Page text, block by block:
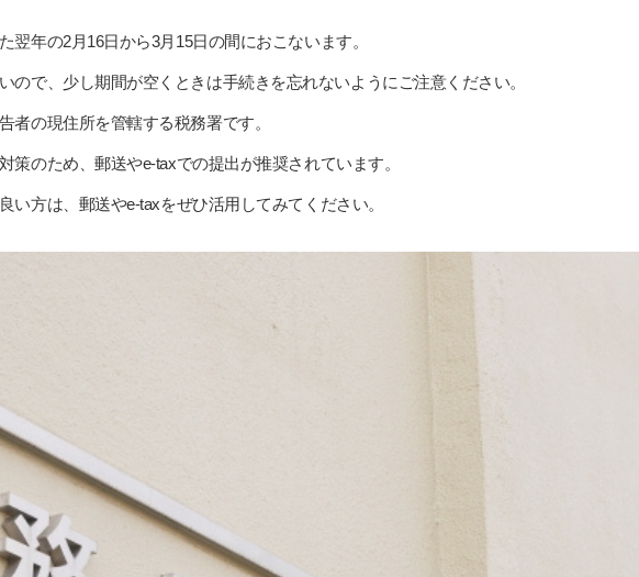
年の2月16日から3月15日の間におこないます。
ので、少し期間が空くときは手続きを忘れないようにご注意ください。
者の現住所を管轄する税務署です。
策のため、郵送やe-taxでの提出が推奨されています。
い方は、郵送やe-taxをぜひ活用してみてください。